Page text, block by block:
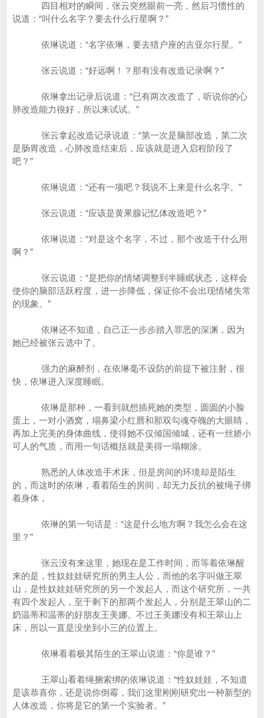
四目相对的瞬间，张云突然眼前一亮，然后习惯性的
说道：“叫什么名字？要去什么行星啊？”
依琳说道：“名字依琳，要去猎户座的吉亚尔行星。”
张云说道：“好远啊！？那有没有改造记录啊？”
依琳拿出记录后说道：“已有两次改造了，听说你的心
肺改造能力很好，所以来试试。”
张云拿起改造记录说道：“第一次是脑部改造，第二次
是肠胃改造，心肺改造结束后，应该就是进入启程阶段了
吧？”
依琳说道：“还有一项吧？我说不上来是什么名字。”
张云说道：“应该是黄果腺记忆体改造吧？”
依琳说道：“对是这个名字，不过，那个改造干什么用
啊？”
张云说道：“是把你的情绪调整到半睡眠状态，这样会
使你的脑部活跃程度，进一步降低，保证你不会出现情绪失常
的现象。”
依琳还不知道，自己正一步步踏入罪恶的深渊，因为
她已经被张云选中了。
强力的麻醉剂，在依琳毫不设防的前提下被注射，很
快，依琳进入深度睡眠。
依琳是那种，一看到就想插死她的类型，圆圆的小脸
蛋上，一对小酒窝，塌鼻梁小红唇和那双勾魂夺魄的大眼睛，
再加上完美的身体曲线，使得她不仅倾国倾城，还有一丝娇小
可人的气质，而用一句话概括就是美得一塌糊涂。
熟悉的人体改造手术床，但是房间的环境却是陌生
的，而这时的依琳，看着陌生的房间，却无力反抗的被绳子绑
着身体，
依琳的第一句话是：“这是什么地方啊？我怎么会在这
里？”
张云没有来这里，她现在是工作时间，而等着依琳醒
来的是，性奴娃娃研究所的男主人公，而他的名字叫做王翠
山，是性奴娃娃研究所的另一个发起人，而这个研究所，一共
有四个发起人，至于剩下的那两个发起人，分别是王翠山的二
奶温蒂和温蒂的好朋友王美娜。不过王美娜没有和王翠山上
床，所以一直是没坐到小三的位置上。
依琳看着极其陌生的王翠山说道：“你是谁？”
王翠山看着绳捆索绑的依琳说道：“性奴娃娃，不知道
是该恭喜你，还是说你倒霉，我们这里刚刚研究出一种新型的
人体改造，你将是它的第一个实验者。”